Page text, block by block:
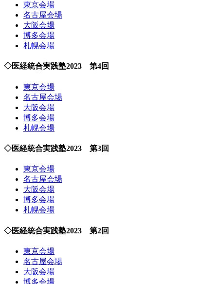
東京会場
名古屋会場
大阪会場
博多会場
札幌会場
◇医経統合実践塾2023 第4回
東京会場
名古屋会場
大阪会場
博多会場
札幌会場
◇医経統合実践塾2023 第3回
東京会場
名古屋会場
大阪会場
博多会場
札幌会場
◇医経統合実践塾2023 第2回
東京会場
名古屋会場
大阪会場
博多会場